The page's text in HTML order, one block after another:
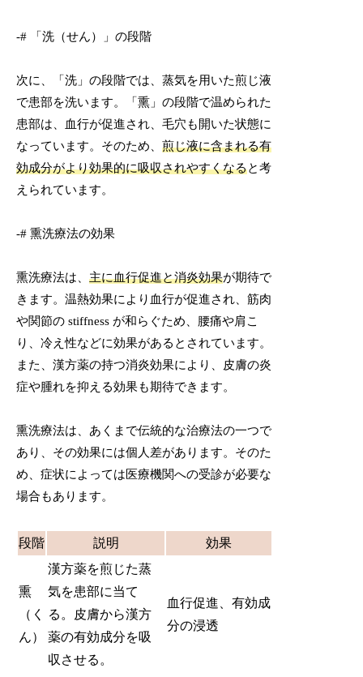
-# 「洗（せん）」の段階
次に、「洗」の段階では、蒸気を用いた煎じ液
で患部を洗います。「熏」の段階で温められた
患部は、血行が促進され、毛穴も開いた状態に
なっています。そのため、煎じ液に含まれる有
効成分がより効果的に吸収されやすくなると考
えられています。
-# 熏洗療法の効果
熏洗療法は、主に血行促進と消炎効果が期待で
きます。温熱効果により血行が促進され、筋肉
や関節の stiffness が和らぐため、腰痛や肩こ
り、冷え性などに効果があるとされています。
また、漢方薬の持つ消炎効果により、皮膚の炎
症や腫れを抑える効果も期待できます。
熏洗療法は、あくまで伝統的な治療法の一つで
あり、その効果には個人差があります。そのた
め、症状によっては医療機関への受診が必要な
場合もあります。
段階 説明 効果
熏
（く
ん）
漢方薬を煎じた蒸
気を患部に当て
る。皮膚から漢方
薬の有効成分を吸
収させる。
血行促進、有効成
分の浸透